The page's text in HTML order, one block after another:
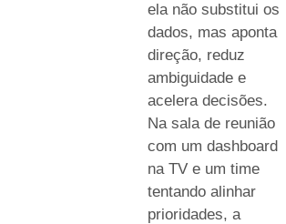
ela não substitui os
dados, mas aponta
direção, reduz
ambiguidade e
acelera decisões.
Na sala de reunião
com um dashboard
na TV e um time
tentando alinhar
prioridades, a